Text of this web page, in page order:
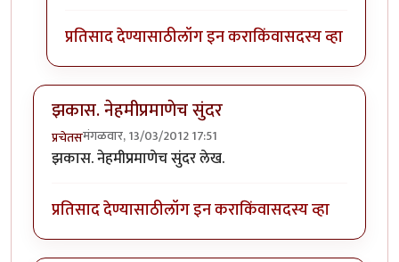
प्रतिसाद देण्यासाठीलॉग इन कराकिंवासदस्य व्हा
झकास. नेहमीप्रमाणेच सुंदर
प्रचेतसमंगळवार, 13/03/2012 17:51
झकास. नेहमीप्रमाणेच सुंदर लेख.
प्रतिसाद देण्यासाठीलॉग इन कराकिंवासदस्य व्हा